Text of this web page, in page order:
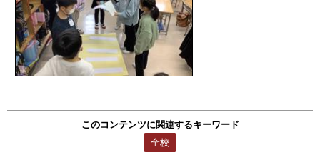
このコンテンツに関連するキーワード
全校